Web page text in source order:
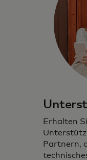
Erhalten
Partnern,